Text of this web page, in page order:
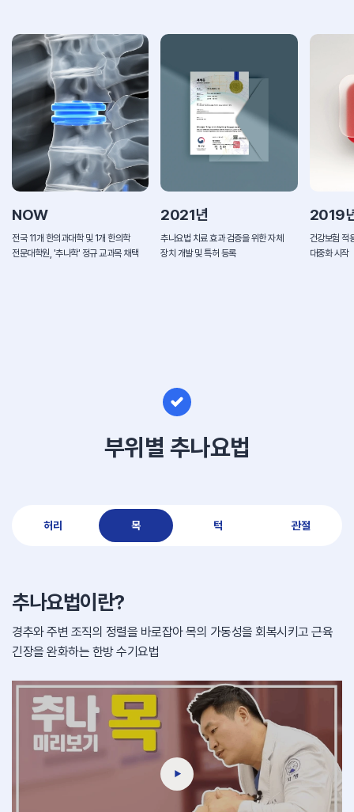
NOW
전국 11개 한의과대학 및 1개 한의학
전문대학원, '추나학' 정규 교과목 채택
2021년
추나요법 치료 효과 검증을 위한 자체
장치 개발 및 특허 등록
2019
건강보험 적
대중화 시작
부위별 추나요법
허리 목 턱 관절
추나요법이란?
경추와 주변 조직의 정렬을 바로잡아목의 가동성을 회복시키고 근육
긴장을 완화하는 한방 수기요법